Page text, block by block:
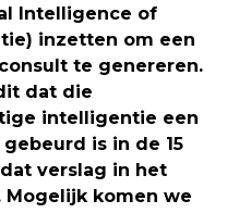
Intelligence of
inzetten om een
te genereren.
dat die
intelligentie een
is in de 15
verslag in het
komen we